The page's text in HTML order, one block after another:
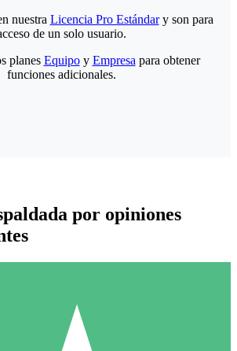
nuestra Licencia Pro Estándary son para
de un solo usuario.
planes Equipoy Empresa para obtener
funciones adicionales.
por opiniones